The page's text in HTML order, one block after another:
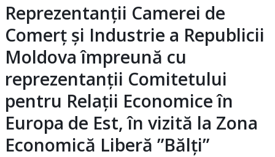
Reprezentanții Camerei de
Comerț și Industrie a Republicii
Moldova împreună cu
reprezentanții Comitetului
pentru Relații Economice în
Europa de Est, în vizită la Zona
Economică Liberă ”Bălți”